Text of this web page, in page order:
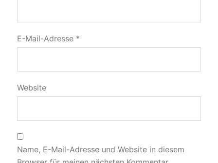
E-Mail-Adresse *
Website
Name, E-Mail-Adresse und Website in diesem